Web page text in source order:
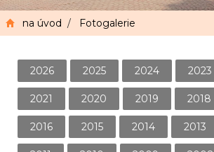
na úvod / Fotogalerie
2026 2025 2024 2023
2021 2020 2019 2018
2016 2015 2014 2013